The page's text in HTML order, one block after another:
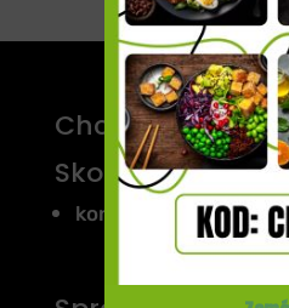
Powered by
Chcesz dodać
Skontaktuj się z